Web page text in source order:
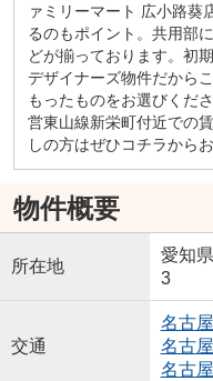
ァミリーマート 広小路葵
るのもポイント。共用部
どが揃っております。初
デザイナーズ物件だから
もったものをお選びくだ
営東山線新栄町付近での
しの方はぜひコチラから
物件概要
所在地
愛知県
3
交通
名古
名古
名古